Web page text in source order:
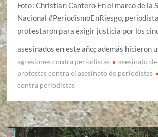
Foto: Christian Cantero En el marco de la
Nacional #PeriodismoEnRiesgo,
protestaron para exigir justicia por los
asesinados en este año; además hicieron
agresiones contra periodistas
asesinato
protestas contra el asesinato de periodistas
contra periodistas